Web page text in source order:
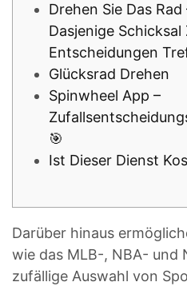
Drehen Sie Das Rad
Dasjenige Schicksal
Entscheidungen
Glücksrad Drehen
Spinwheel App –
🎯
Ist Dieser Dienst
Darüber hinaus
wie das MLB-, NBA- und
zufällige Auswahl von